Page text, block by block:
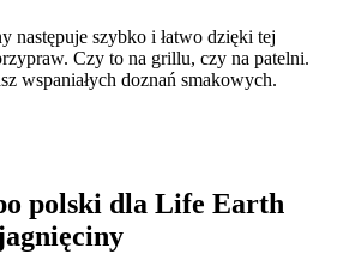
następuje szybko i łatwo dzięki tej
Czy to na grillu, czy na patelni.
wspaniałych doznań smakowych.
polski dla Life Earth